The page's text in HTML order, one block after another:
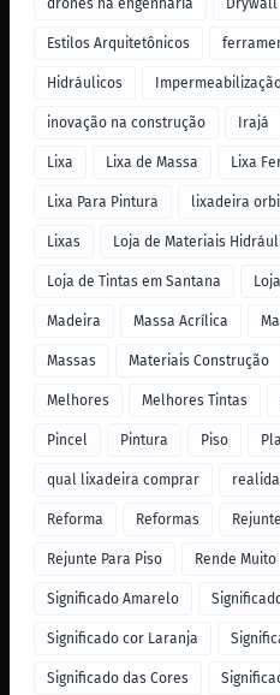
drones na engenharia Drywall
Estilos Arquitetônicos
Hidráulicos
inovação na construção Irajá
Lixa Lixa de Massa Lixa
Lixa Para Pintura lixadeira
Lixas Loja de Materiais
Loja de Tintas em Santana
Madeira Massa Acrílica
Massas Materiais Construção
Melhores Melhores Tintas
Pincel Pintura Piso
qual lixadeira comprar
Reforma Reformas Rejunte
Rejunte Para Piso Rende Muito
Significado Amarelo
Significado cor Laranja
Significado das Cores